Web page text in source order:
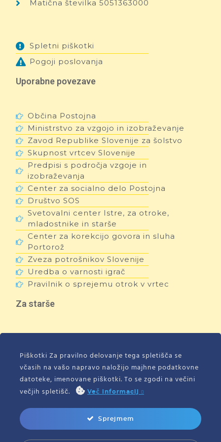
Matična številka 5051363000
Spletni piškotki
Pogoji poslovanja
Uporabne povezave
Občina Postojna
Ministrstvo za vzgojo in izobraževanje
Zavod Republike Slovenije za šolstvo
Skupnost vrtcev Slovenije
Predpisi s področja vzgoje in
izobraževanja
Center za socialno delo Postojna
Društvo SOS
Svetovalni center Istre, za otroke,
mladostnike in starše
Center za korekcijo govora in sluha
Portorož
Zveza potrošnikov Slovenije
Uredba o varnosti igrač
Pravilnik o sprejemu otrok v vrtec
Za starše
Izpis otroka iz vrtca
Začasni izpis otroka iz vrtca
Prošnja za ponovno obiskovanje vrtca
Izjava staršev za prevzem otroka iz vrtca
dejavnosti dovolijo prevzem otroka
Piškotki Za pravilno delovanje tega spletišča se
včasih na vašo napravo naložijo majhne podatkovne
datoteke, imenovane piškotki. To se zgodi na večini
večjih spletišč.
Več informacij
Sprejmem